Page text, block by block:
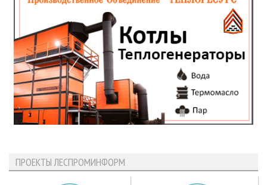
ПРОЕКТЫ ЛЕСПРОМИНФОРМ